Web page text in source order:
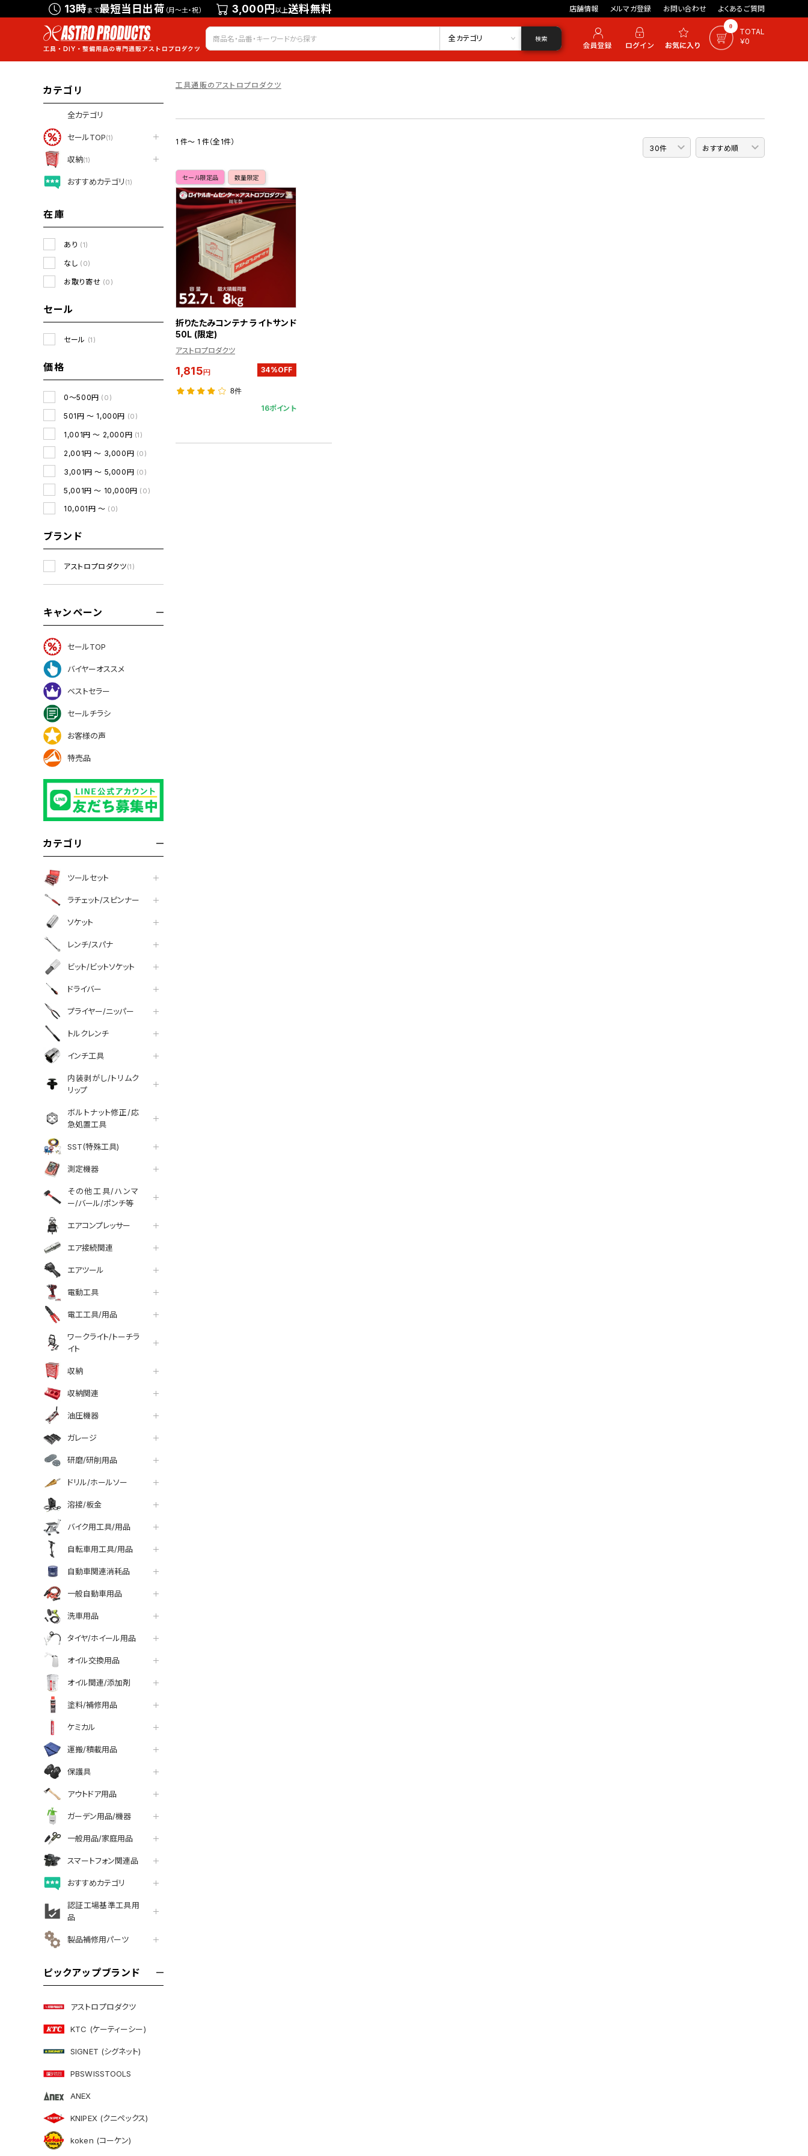
13時まで最短当日出荷 （月～土・祝） 3,000円以上送料無料 店舗情報 メルマガ登録 お問い合わせ よくあるご質問
会員登録 ログイン お気に入り 0
TOTAL
￥0
全カテゴリ 検索
カテゴリ
全カテゴリ
セールTOP(1)
収納(1)
おすすめカテゴリ (1)
在庫
あり (1)
なし (0)
お取り寄せ (0)
セール
セール (1)
価格
0～500円 (0)
501円 ～ 1,000円 (0)
1,001円 ～ 2,000円 (1)
2,001円 ～ 3,000円 (0)
3,001円 ～ 5,000円 (0)
5,001円 ～ 10,000円 (0)
10,001円 ～ (0)
ブランド
アストロプロダクツ(1)
キャンペーン
セールTOP
バイヤーオススメ
ベストセラー
セールチラシ
お客様の声
特売品
カテゴリ
ツールセット
ラチェット/スピンナー
ソケット
レンチ/スパナ
ビット/ビットソケット
ドライバー
プライヤー/ニッパー
トルクレンチ
インチ工具
内装剥がし/トリムク
リップ
ボルトナット修正/応
急処置工具
SST(特殊工具)
測定機器
その他工具/ハンマ
ー/バール/ポンチ等
エアコンプレッサー
エア接続関連
エアツール
電動工具
電工工具/用品
ワークライト/トーチラ
イト
収納
収納関連
油圧機器
ガレージ
研磨/研削用品
ドリル/ホールソー
溶接/板金
バイク用工具/用品
自転車用工具/用品
自動車関連消耗品
一般自動車用品
洗車用品
タイヤ/ホイール用品
オイル交換用品
オイル関連/添加剤
塗料/補修用品
ケミカル
運搬/積載用品
保護具
アウトドア用品
ガーデン用品/機器
一般用品/家庭用品
スマートフォン関連品
おすすめカテゴリ
認証工場基準工具用
品
製品補修用パーツ
ピックアップブランド
アストロプロダクツ
KTC (ケーティーシー)
SIGNET (シグネット)
PBSWISSTOOLS
ANEX
KNIPEX (クニペックス)
koken (コーケン)
工具通販のアストロプロダクツ
1 件～ 1 件（全1件）
セール限定品 数量限定
折りたたみコンテナ ライトサンド
50L (限定)
アストロプロダクツ
1,815円 34%OFF
8件
16ポイント